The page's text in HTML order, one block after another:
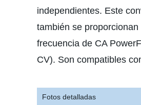
independientes. Este
también se
frecuencia de CA
CV). Son compatibles
Fotos detalladas